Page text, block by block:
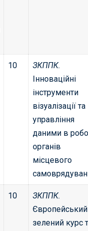
10
ЗКППК.
Інноваційні
інструменти
візуалізації та
управління
даними в
органів
місцевого
10
ЗКППК.
Європейський
зелений курс